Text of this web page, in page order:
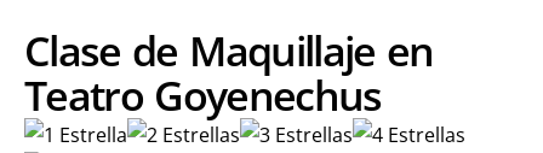
Clase de Maquillaje en
Teatro Goyenechus